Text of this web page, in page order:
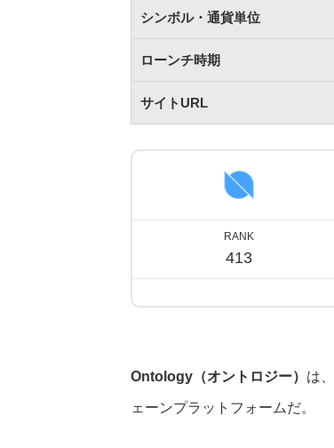
シンボル・通貨単位
ローンチ時期
サイトURL
RANK
413
Ontology（オントロジー） は、
ェーンプラットフォームだ。